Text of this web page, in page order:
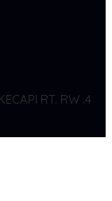
RT. RW .4